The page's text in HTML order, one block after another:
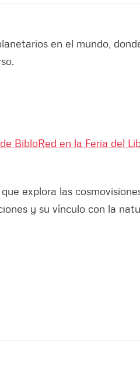
en el mundo,
BibloRed en la Feria del
explora las
y su vínculo con la